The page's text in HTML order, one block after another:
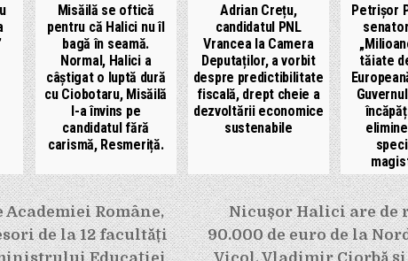
Misăilă se oftică
pentru că Halici nu îl
bagă în seamă.
Normal, Halici a
câștigat o luptă dură
cu Ciobotaru, Misăilă
l-a învins pe
candidatul fără
carismă, Resmeriță.
Adrian Crețu,
candidatul PNL
Vrancea la Camera
Deputaților, a vorbit
despre predictibilitate
fiscală, drept cheie a
dezvoltării economice
sustenabile
Petrișor
tăiate
Nicușor Halici are de
90.000 de euro de la
Române,
de la 12 facultăți